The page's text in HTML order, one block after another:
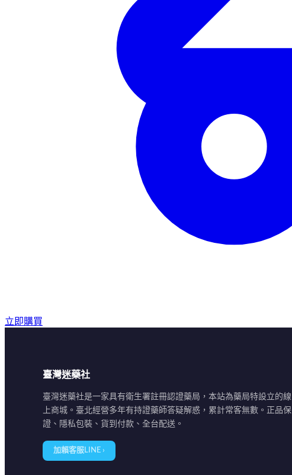
立即購買
臺灣迷藥社
臺灣迷藥社是一家具有衛生署註冊認證藥局，本站為藥局特設立的線
上商城。臺北經營多年有持證藥師答疑解惑，累計常客無數。正品保
證、隱私包裝、貨到付款、全台配送。
加賴客服LINE ›